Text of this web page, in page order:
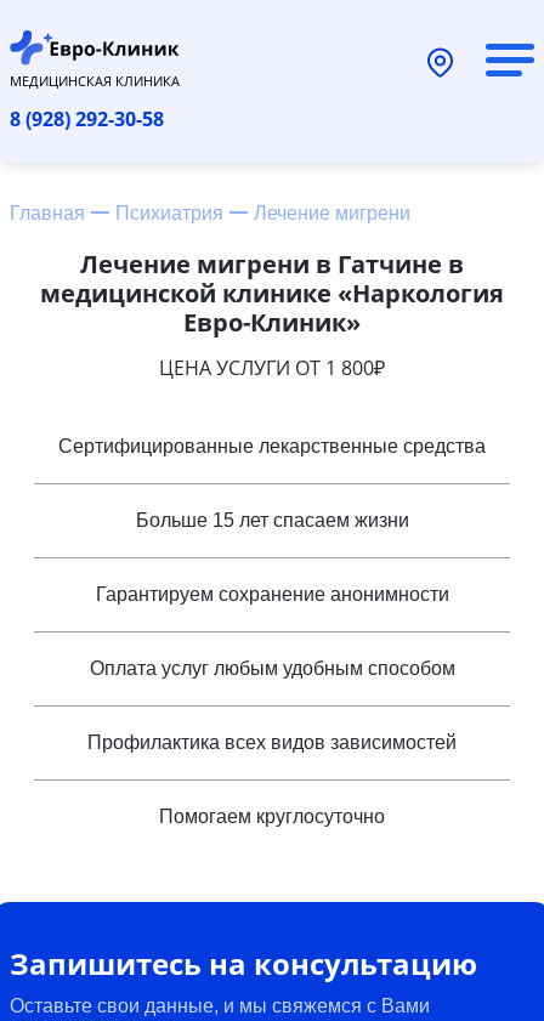
МЕДИЦИНСКАЯ КЛИНИКА
8 (928) 292-30-58
Главная Психиатрия Лечение мигрени
Лечение мигрени в Гатчине в
медицинской клинике «Наркология
Евро-Клиник»
ЦЕНА УСЛУГИ ОТ 1 800₽
Сертифицированные лекарственные средства
Больше 15 лет спасаем жизни
Гарантируем сохранение анонимности
Оплата услуг любым удобным способом
Профилактика всех видов зависимостей
Помогаем круглосуточно
Запишитесь на консультацию
Оставьте свои данные, и мы свяжемся с Вами